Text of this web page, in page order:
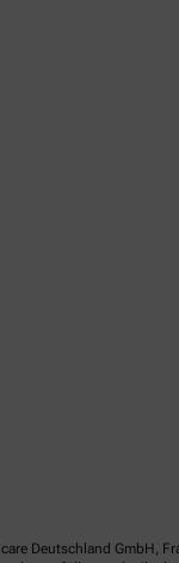
Deutschland GmbH,